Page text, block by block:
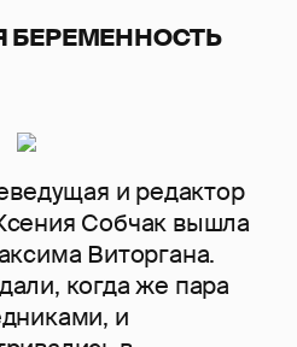
и редактор
Собчак вышла
Виторгана.
когда же пара
и